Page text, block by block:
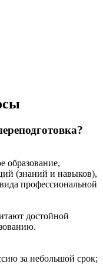
образование,
(знаний и навыков),
профессиональной
достойной
за небольшой срок;